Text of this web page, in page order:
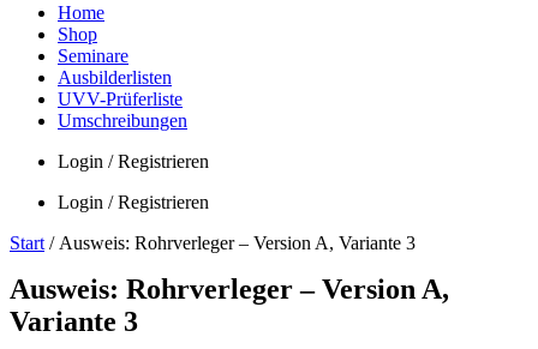
Home
Shop
Seminare
Ausbilderlisten
UVV-Prüferliste
Umschreibungen
Login / Registrieren
Login / Registrieren
Start / Ausweis: Rohrverleger – Version A, Variante 3
Ausweis: Rohrverleger – Version A,
Variante 3